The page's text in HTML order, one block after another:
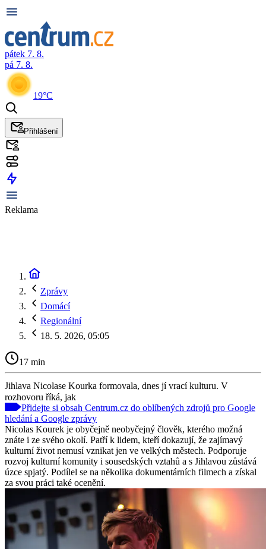
pátek 7. 8.
pá 7. 8.
19°C
Přihlášení
Reklama
Zprávy
Domácí
Regionální
18. 5. 2026, 05:05
17 min
Jihlava Nicolase Kourka formovala, dnes jí vrací kulturu. V
rozhovoru říká, jak
Přidejte si obsah Centrum.cz do oblíbených zdrojů pro Google
hledání a Google zprávy
Nicolas Kourek je obyčejně neobyčejný člověk, kterého možná
znáte i ze svého okolí. Patří k lidem, kteří dokazují, že zajímavý
kulturní život nemusí vznikat jen ve velkých městech. Podporuje
rozvoj kulturní komunity i sousedských vztahů a s Jihlavou zůstává
úzce spjatý. Podílel se na několika dokumentárních filmech a získal
za svou práci také ocenění.